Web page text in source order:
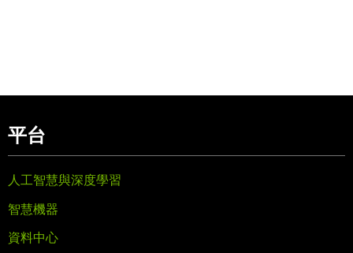
平台
人工智慧與深度學習
智慧機器
資料中心